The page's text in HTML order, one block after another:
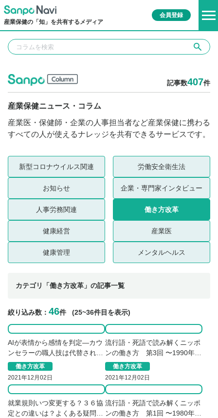
産業保健の「知」を共有するメディア
会員登録
産業保健ニュース・コラム
産業医・保健師・企業の人事担当者など産業保健に携わる
すべての人が使えるナレッジを共有できるサービスです。
記事数407件
新型コロナウイルス関連 労働安全衛生法
お知らせ 企業・専門家インタビュー
人事労務関連 働き方改革
健康経営 産業医
健康管理 メンタルヘルス
カテゴリ「働き方改革」の記事一覧
絞り込み数： 46件 (25~36件目を表示)
AIが表情から感情を判定―カウ
ンセラーの職人技は代替されて
しまうのか？
働き方改革
2021年12月02日
流行語・死語で読み解くニッポ
ンの働き方 第3回 〜1990年
代〜働き方改革
2021年12月02日
就業規則いつ変更する？３６協
定との違いは？よくある疑問を
流行語・死語で読み解くニッポ
ンの働き方 第1回 〜1980年代